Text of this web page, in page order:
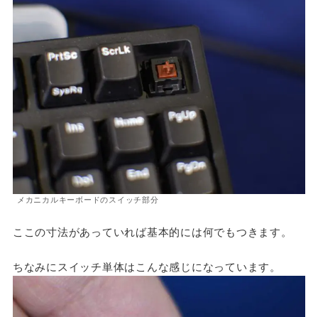
メカニカルキーボードのスイッチ部分
ここの寸法があっていれば基本的には何でもつきます。
ちなみにスイッチ単体はこんな感じになっています。